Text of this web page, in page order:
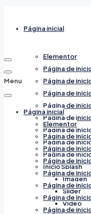
Página inicial
Elementor
Página de
Página de
Página de
Página de
Página de
Página de
Página de
Página de
Inicio Splash
Imagen
Slider
Video
Menu
Página inicial
Elementor
Página de
Página de
Página de
Página de
Página de
Página de
Página de